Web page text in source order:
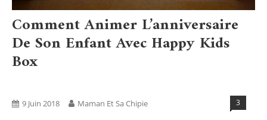
Comment Animer L’anniversaire
De Son Enfant Avec Happy Kids
Box
9 Juin 2018 Maman Et Sa Chipie 3